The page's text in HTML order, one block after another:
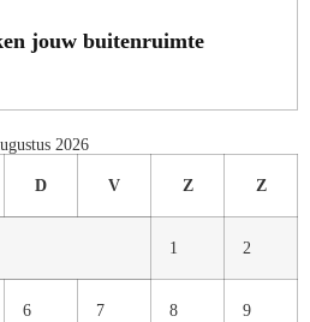
jouw buitenruimte
2026
D V Z Z
1 2
6 7 8 9